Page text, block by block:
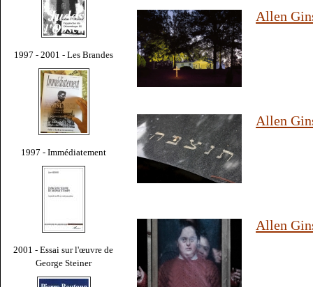
1997 - 2001 - Les Brandes
1997 - Immédiatement
2001 - Essai sur l'œuvre de
George Steiner
Allen
Allen
Allen